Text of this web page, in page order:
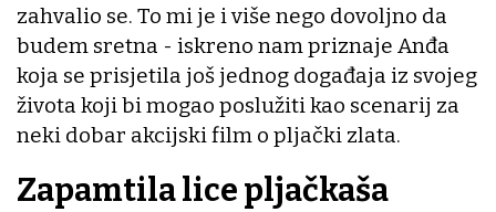
zahvalio se. To mi je i više nego dovoljno da
budem sretna - iskreno nam priznaje Anđa
koja se prisjetila još jednog događaja iz svojeg
života koji bi mogao poslužiti kao scenarij za
neki dobar akcijski film o pljački zlata.
Zapamtila lice pljačkaša